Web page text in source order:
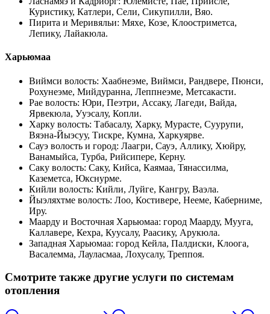
Куристику, Катлери, Сели, Сикупилли, Вяо.
Пирита и Меривяльи: Мяхе, Козе, Клоостриметса,
Лепику, Лайакюла.
Харьюмаа
Виймси волость: Хаабнеэме, Виймси, Рандвере, Пюнси,
Рохунеэме, Мийдуранна, Леппнеэме, Метсакасти.
Рае волость: Юри, Пеэтри, Ассаку, Лагеди, Вайда,
Ярвекюла, Ууэсалу, Копли.
Харку волость: Табасалу, Харку, Мурасте, Суурупи,
Вяэна-Йыэсуу, Тискре, Кумна, Харкуярве.
Сауэ волость и город: Лаагри, Сауэ, Аллику, Хюйру,
Ванамыйса, Турба, Рийсипере, Керну.
Саку волость: Саку, Кийса, Каямаа, Тянассилма,
Каземетса, Юкснурме.
Кийли волость: Кийли, Луйге, Кангру, Ваэла.
Йыэляхтме волость: Лоо, Костивере, Нееме, Каберниме,
Иру.
Маарду и Восточная Харьюмаа: город Маарду, Муугa,
Каллавере, Кехра, Куусалу, Раасику, Арукюла.
Западная Харьюмаа: город Кейла, Палдиски, Клоога,
Васалемма, Лауласмаа, Лохусалу, Треппоя.
Смотрите также другие услуги по системам
отопления